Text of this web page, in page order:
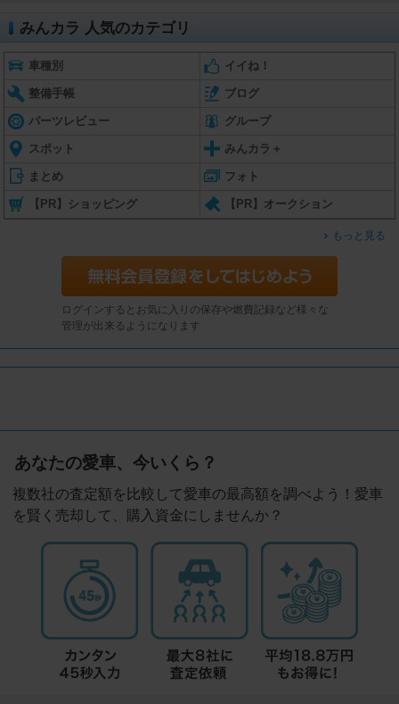
みんカラ 人気のカテゴリ
車種別 イイね！
整備手帳 ブログ
パーツレビュー グループ
スポット みんカラ＋
まとめ フォト
【PR】ショッピング 【PR】オークション
もっと見る
ログインするとお気に入りの保存や燃費記録など様々な
管理が出来るようになります
あなたの愛車、今いくら？
複数社の査定額を比較して愛車の最高額を調べよう！愛車
を賢く売却して、購入資金にしませんか？